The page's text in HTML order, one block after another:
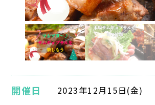
開催日 2023年12月15日(金)